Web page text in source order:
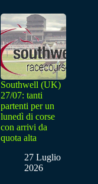
Southwell (UK)
27/07: tanti
partenti per un
lunedì di corse
con arrivi da
quota alta
27 Luglio
2026